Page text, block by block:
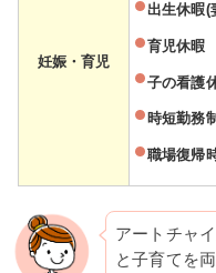
妊娠・育児
出生休暇(
育児休暇
子の看護
時短勤務
職場復帰
アートチャ
と子育てを